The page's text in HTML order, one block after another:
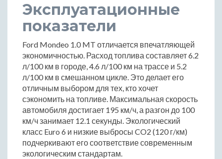
Эксплуатационные
показатели
Ford Mondeo 1.0 MT отличается впечатляющей
экономичностью. Расход топлива составляет 6.2
л/100 км в городе, 4.6 л/100 км на трассе и 5.2
л/100 км в смешанном цикле. Это делает его
отличным выбором для тех, кто хочет
сэкономить на топливе. Максимальная скорость
автомобиля достигает 195 км/ч, а разгон до 100
км/ч занимает 12.1 секунды. Экологический
класс Euro 6 и низкие выбросы CO2 (120 г/км)
подчеркивают его соответствие современным
экологическим стандартам.